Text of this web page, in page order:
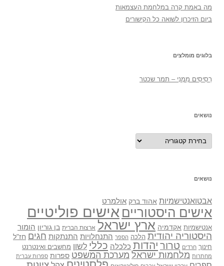
מה באמת קרה במלחמת העצמאות
ביום הזיכרון לשואה כל הקישורים
בלוגים מומלצים
רְסִיסִים מִמֶנִי – תמר שכטר
נושאים
נושאים
נושאים
אבטואנטישמיות אהוד ברק אולמרט
אישים היסטוריים אישים פוליטיים
אנטישמיות אקדמיה ארץ ישראל ארצות הברית בן גוריון הומור
היסטוריה יהודית הלכה הספר התנחלויות התנתקות חגים חז"ל
חינוך חרדים טרור יהדות כלכלה כללי לשון מחשבים ואינטרנט
מחתרות מלחמות ישראל מערכת המשפט ספרות ספרות עברית